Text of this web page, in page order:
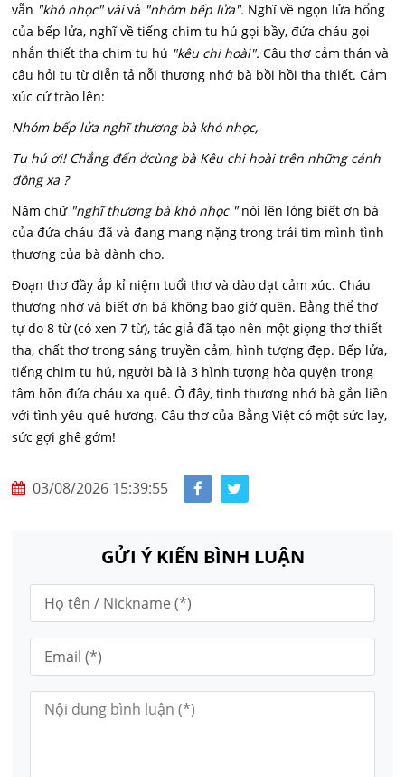
vẫn "khó nhọc" váivả "nhóm bếp lửa". Nghĩ về ngọn lửa hổng
của bếp lửa, nghĩ về tiếng chim tu hú gọi bầy, đứa cháu gọi
nhắn thiết tha chim tu hú "kêu chi hoài". Câu thơ cảm thán và
câu hỏi tu từ diễn tả nỗi thương nhớ bà bồi hồi tha thiết. Cảm
xúc cứ trào lên:
Nhóm bếp lửa nghĩ thương bà khó nhọc,
Tu hú ơi! Chẳng đến ởcùng bà Kêu chi hoài trên những cánh
đồng xa ?
Năm chữ "nghĩ thương bà khó nhọc "nói lên lòng biết ơn bà
của đứa cháu đã và đang mang nặng trong trái tim mình tình
thương của bà dành cho.
Đoạn thơ đầy ắp kỉ niệm tuổi thơ và dào dạt cảm xúc. Cháu
thương nhớ và biết ơn bà không bao giờ quên. Bằng thể thơ
tự do 8 từ (có xen 7 từ), tác giả đã tạo nên một giọng thơ thiết
tha, chất thơ trong sáng truyền cảm, hình tượng đẹp. Bếp lửa,
tiếng chim tu hú, người bà là 3 hình tượng hòa quyện trong
tâm hồn đứa cháu xa quê. Ở đây, tình thương nhớ bà gắn liền
với tình yêu quê hương. Câu thơ của Bằng Việt có một sức lay,
sức gợi ghê gớm!
03/08/2026 15:39:55
GỬI Ý KIẾN BÌNH LUẬN